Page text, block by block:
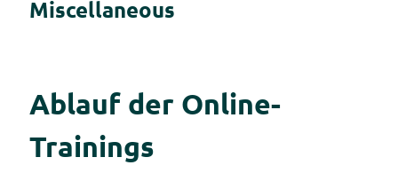
Miscellaneous
Ablauf der Online-
Trainings